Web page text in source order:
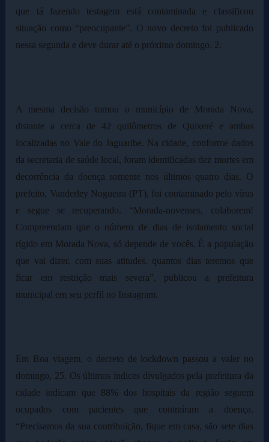
que tá fazendo testagem está contaminada e classificou
situação como “preocupante”. O novo decreto foi publicado
nessa segunda e deve durar até o próximo domingo, 2.
A mesma decisão tomou o município de Morada Nova,
distante a cerca de 42 quilômetros de Quixeré e ambas
localizadas no Vale do Jaguaribe. Na cidade, conforme dados
da secretaria de saúde local, foram identificadas dez mortes em
decorrência da doença somente nos últimos quatro dias. O
prefeito, Vanderley Nogueira (PT), foi contaminado pelo vírus
e segue se recuperando. “Morada-novenses, colaborem!
Compreendam que o número de dias de isolamento social
rígido em Morada Nova, só depende de vocês. É a população
que vai dizer, com suas atitudes, quantos dias teremos que
ficar em restrição mais severa”, publicou a prefeitura
municipal em seu perfil no Instagram.
Em Boa viagem, o decreto de lockdown passou a valer no
domingo, 25. Os últimos índices divulgados pela prefeitura da
cidade indicam que 88% dos hospitais da região seguem
ocupados com pacientes que contraíram a doença.
“Precisamos da sua contribuição, fique em casa, são sete dias